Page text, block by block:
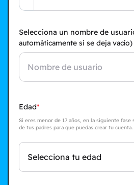
Selecciona un nombre de
automáticamente si se deja vacío)
Edad
Si eres menor de 17 años, en la siguiente
de tus padres para que puedas crear tu cuenta.
Selecciona tu edad